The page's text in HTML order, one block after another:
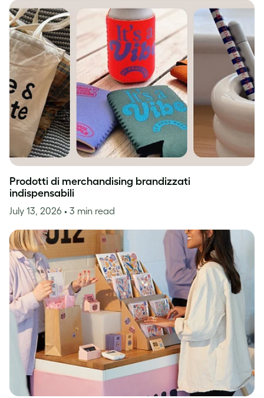
Prodotti di merchandising brandizzati
indispensabili
July 13, 2026 • 3 min read